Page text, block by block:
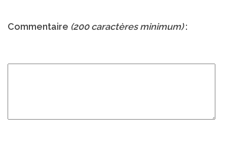
Commentaire (200 caractères minimum):